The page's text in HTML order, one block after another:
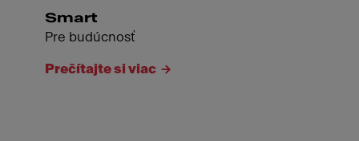
Smart
Pre budúcnosť
Prečítajte si viac